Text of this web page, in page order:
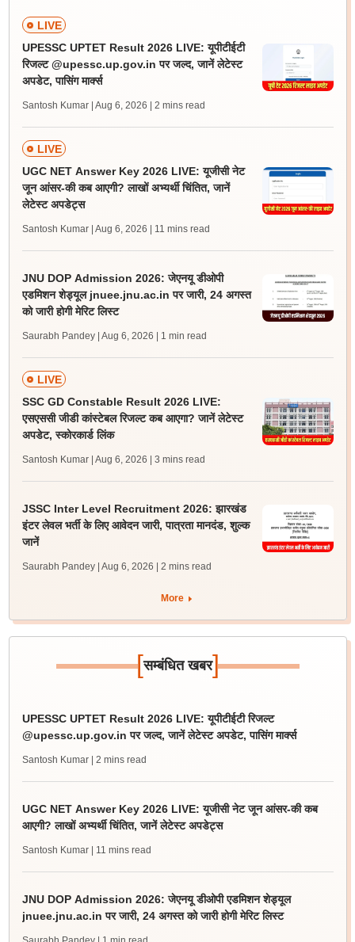
LIVE
UPESSC UPTET Result 2026 LIVE: यूपीटीईटी
रिजल्ट @upessc.up.gov.in पर जल्द, जानें लेटेस्ट
अपडेट, पासिंग मार्क्स
Santosh Kumar | Aug 6, 2026 | 2 mins read
LIVE
UGC NET Answer Key 2026 LIVE: यूजीसी नेट
जून आंसर-की कब आएगी? लाखों अभ्यर्थी चिंतित, जानें
लेटेस्ट अपडेट्स
Santosh Kumar | Aug 6, 2026 | 11 mins read
JNU DOP Admission 2026: जेएनयू डीओपी
एडमिशन शेड्यूल jnuee.jnu.ac.in पर जारी, 24 अगस्त
को जारी होगी मेरिट लिस्ट
Saurabh Pandey | Aug 6, 2026 | 1 min read
LIVE
SSC GD Constable Result 2026 LIVE:
एसएससी जीडी कांस्टेबल रिजल्ट कब आएगा? जानें लेटेस्ट
अपडेट, स्कोरकार्ड लिंक
Santosh Kumar | Aug 6, 2026 | 3 mins read
JSSC Inter Level Recruitment 2026: झारखंड
इंटर लेवल भर्ती के लिए आवेदन जारी, पात्रता मानदंड, शुल्क
जानें
Saurabh Pandey | Aug 6, 2026 | 2 mins read
More
[सम्बंधित खबर]
UPESSC UPTET Result 2026 LIVE: यूपीटीईटी रिजल्ट
@upessc.up.gov.in पर जल्द, जानें लेटेस्ट अपडेट, पासिंग मार्क्स
Santosh Kumar | 2 mins read
UGC NET Answer Key 2026 LIVE: यूजीसी नेट जून आंसर-की कब
आएगी? लाखों अभ्यर्थी चिंतित, जानें लेटेस्ट अपडेट्स
Santosh Kumar | 11 mins read
JNU DOP Admission 2026: जेएनयू डीओपी एडमिशन शेड्यूल
jnuee.jnu.ac.in पर जारी, 24 अगस्त को जारी होगी मेरिट लिस्ट